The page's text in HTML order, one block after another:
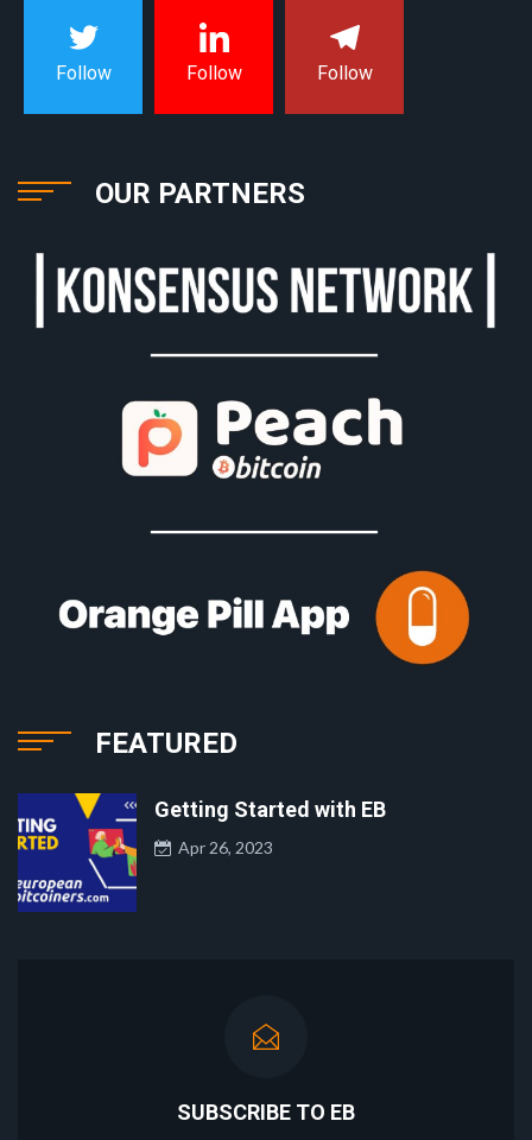
Follow Follow Follow
OUR PARTNERS
FEATURED
Getting Started with EB
Apr 26, 2023
SUBSCRIBE TO EB